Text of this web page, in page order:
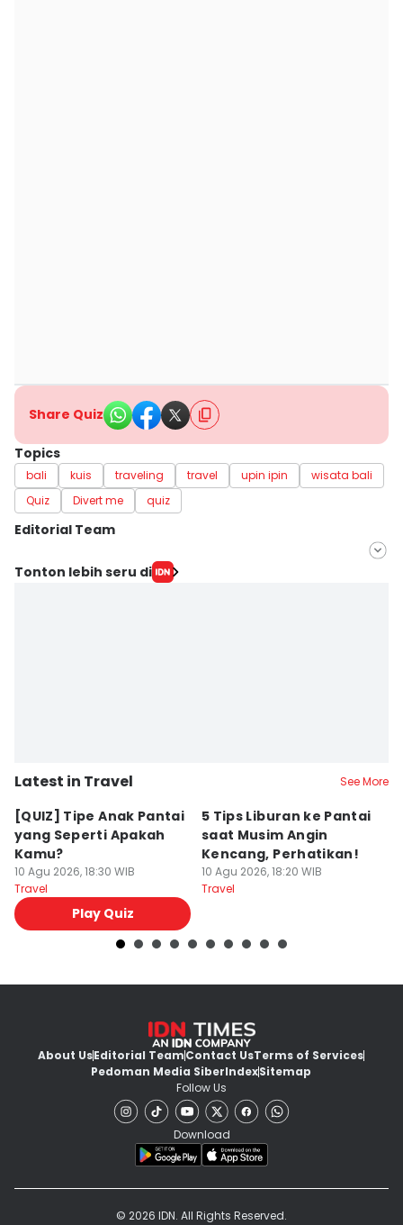
Share Quiz
Topics
bali kuis traveling travel upin ipin
wisata bali
Quiz
Divert me quiz
Editorial Team
Editor
Tonton lebih seru di
Latest in Travel See More
[QUIZ] Tipe Anak Pantai
yang Seperti Apakah
Kamu?
10 Agu 2026, 18:30 WIB
Travel
Play Quiz
5 Tips Liburan ke Pantai
saat Musim Angin
Kencang, Perhatikan!
10 Agu 2026, 18:20 WIB
Travel
About UsEditorial TeamContact UsTerms of Services
Pedoman Media SiberIndexSitemap
Follow Us
Download
© 2026 IDN. All Rights Reserved.